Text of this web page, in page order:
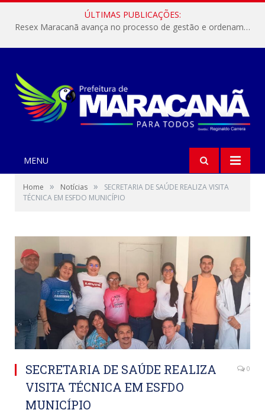
ÚLTIMAS PUBLICAÇÕES:
Resex Maracanã avança no processo de gestão e ordenamento do turismo em nossas áreas protegidas.
MENU
Home » Notícias »
SECRETARIA DE SAÚDE REALIZA VISITA
TÉCNICA EM ESFDO MUNICÍPIO
SECRETARIA DE SAÚDE REALIZA
VISITA TÉCNICA EM ESFDO
MUNICÍPIO
0